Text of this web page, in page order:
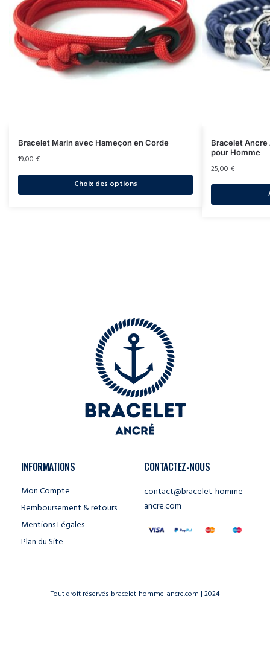
Bracelet Marin avec Hameçon en Corde
19,00 €
Choix des options
Bracelet Ancre
pour Homme
25,00 €
INFORMATIONS
Mon Compte
Remboursement & retours
Mentions Légales
Plan du Site
CONTACTEZ-NOUS
contact@bracelet-homme-
ancre.com
Tout droit réservés bracelet-homme-ancre.com | 2024